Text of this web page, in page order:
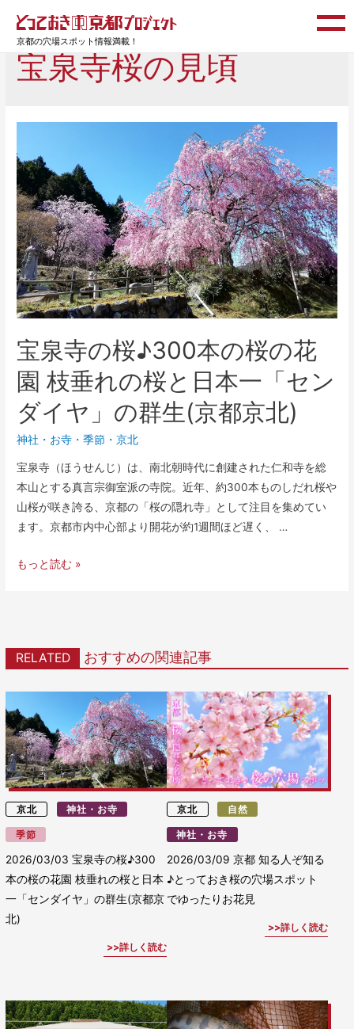
京都の穴場スポット情報満載！
宝泉寺桜の見頃
宝泉寺の桜♪300本の桜の花
園 枝垂れの桜と日本一「セン
ダイヤ」の群生(京都京北)
神社・お寺 ・季節 ・京北
宝泉寺（ほうせんじ）は、南北朝時代に創建された仁和寺を総
本山とする真言宗御室派の寺院。近年、約300本ものしだれ桜や
山桜が咲き誇る、京都の「桜の隠れ寺」として注目を集めてい
ます。京都市内中心部より開花が約1週間ほど遅く、 …
もっと読む »
RELATED おすすめの関連記事
京北 神社・お寺
季節
2026/03/03宝泉寺の桜♪300
本の桜の花園 枝垂れの桜と日本
一「センダイヤ」の群生(京都京
北)
詳しく読む
京北 自然
神社・お寺
2026/03/09 京都 知る人ぞ知る
♪とっておき桜の穴場スポット
でゆったりお花見
詳しく読む